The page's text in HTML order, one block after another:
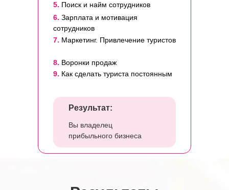
Результат:
Вы владелец
прибыльного бизнеса
5. Поиск и найм сотрудников
6. Зарплата и мотивация
сотрудников
7. Маркетинг. Привлечение туристов
8. Воронки продаж
9. Как сделать туриста постоянным